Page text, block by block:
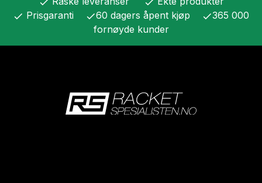
check check
check Prisgaranti check60 dagers åpent kjøp check365 000
fornøyde kunder